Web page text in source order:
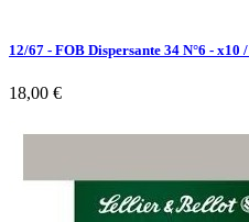
12/67 - FOB Dispersante 34 N°6 - x10
18,00 €